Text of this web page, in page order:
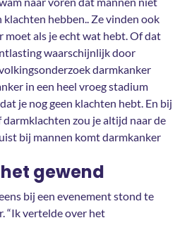
klachten hebben.. Ze vinden ook
moet als je echt wat hebt. Of dat
waarschijnlijk door
darmkanker
in een heel vroeg stadium
je nog geen klachten hebt. En bij
zou je altijd naar de
bij mannen komt darmkanker
gewend
bij een evenement stond te
“Ik vertelde over het